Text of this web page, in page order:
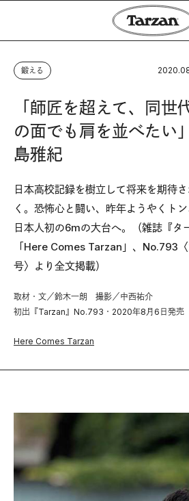
鍛える
「師匠を超えて、同世
の面でも肩を並べたい
島雅紀
日本高校記録を樹立して将来を期待
く。恐怖心と闘い、昨年ようやくトン
日本人初の6mの大台へ。（雑誌『タ
「Here Comes Tarzan」、No.793
号〉より全文掲載）
取材・文／鈴木一朗 撮影／中西祐介
初出『Tarzan』No.793・2020年8月6日発売
Here Comes Tarzan